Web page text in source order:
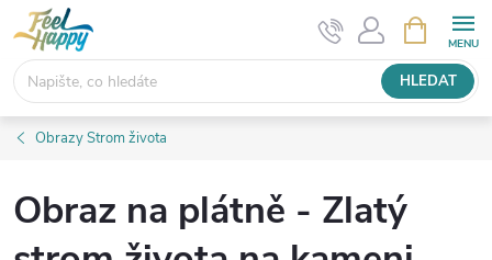
Přejít
na
obsah
HLEDAT
NÁKUPNÍ
KOŠÍK
Obrazy Strom života
Obraz na plátně - Zlatý